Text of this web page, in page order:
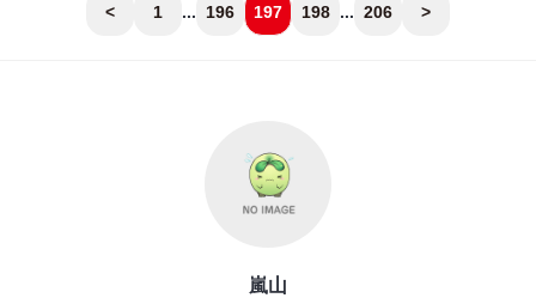
< 1 ... 196 197 198 ... 206 >
嵐山